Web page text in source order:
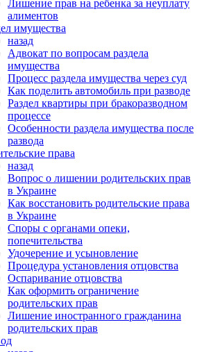
Лишение прав на ребенка за неуплату
алиментов
имущества
назад
Адвокат по вопросам раздела
имущества
Процесс раздела имущества через суд
Как поделить автомобиль при разводе
Раздел квартиры при бракоразводном
процессе
Особенности раздела имущества после
развода
права
назад
Вопрос о лишении родительских прав
в Украине
Как восстановить родительские права
в Украине
Споры с органами опеки,
попечительства
Удочерение и усыновление
Процедура установления отцовства
Оспаривание отцовства
Как оформить ограничение
родительских прав
Лишение иностранного гражданина
родительских прав